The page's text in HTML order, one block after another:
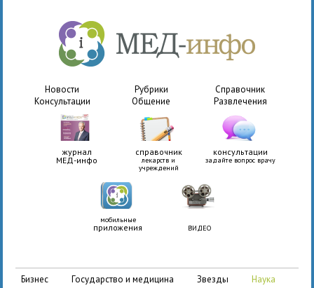
Новости Рубрики
Справочник
Консультации
Общение Развлечения
журнал
МЕД-инфо
справочник
лекарств и
учреждений
консультации
задайте вопрос врачу
мобильные
приложения ВИДЕО
бизнес государство и медицина звезды
наука